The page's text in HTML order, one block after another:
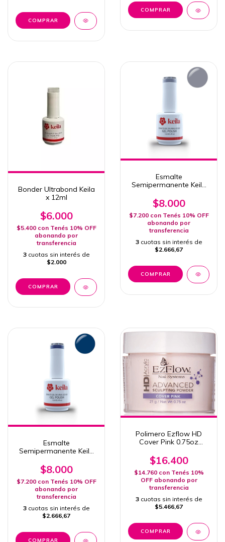
Bonder Ultrabond Keila
x 12ml
$6.000
$5.400 con Tenés 10% OFF
abonando por
transferencia
3 cuotas sin interés de
$2.000
Esmalte
Semipermanente Keila
$8.000
$7.200 con Tenés 10% OFF
abonando por
transferencia
3 cuotas sin interés de
$2.666,67
Esmalte
Semipermanente Keila
$8.000
$7.200 con Tenés 10% OFF
abonando por
transferencia
3 cuotas sin interés de
$2.666,67
Polimero Ezflow HD
Cover Pink 0.75oz
$16.400
$14.760 con Tenés 10%
OFF abonando por
transferencia
3 cuotas sin interés de
$5.466,67